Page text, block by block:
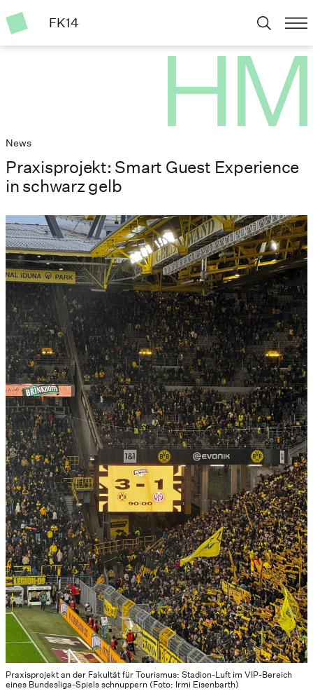
FK14
News
Praxisprojekt: Smart Guest Experience
in schwarz gelb
Praxisprojekt an der Fakultät für Tourismus: Stadion-Luft im VIP-Bereich
eines Bundesliga-Spiels schnuppern (Foto: Irmi Eisenbarth)